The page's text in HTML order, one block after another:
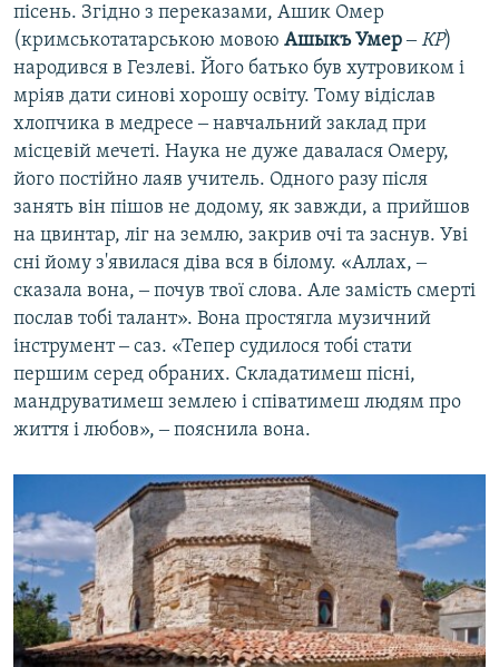
пісень. Згідно з переказами, Ашик Омер
(кримськотатарською мовою Ашыкъ Умер‒КР)
народився в Гезлеві. Його батько був хутровиком і
мріяв дати синові хорошу освіту. Тому відіслав
хлопчика в медресе ‒ навчальний заклад при
місцевій мечеті. Наука не дуже давалася Омеру,
його постійно лаяв учитель. Одного разу після
занять він пішов не додому, як завжди, а прийшов
на цвинтар, ліг на землю, закрив очі та заснув. Уві
сні йому з'явилася діва вся в білому. «Аллах, ‒
сказала вона, ‒ почув твої слова. Але замість смерті
послав тобі талант». Вона простягла музичний
інструмент ‒ саз. «Тепер судилося тобі стати
першим серед обраних. Складатимеш пісні,
мандруватимеш землею і співатимеш людям про
життя і любов», ‒ пояснила вона.